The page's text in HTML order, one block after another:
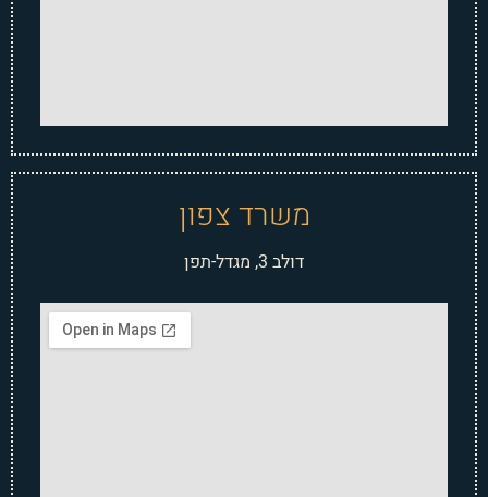
משרד צפון
דולב 3, מגדל-תפן